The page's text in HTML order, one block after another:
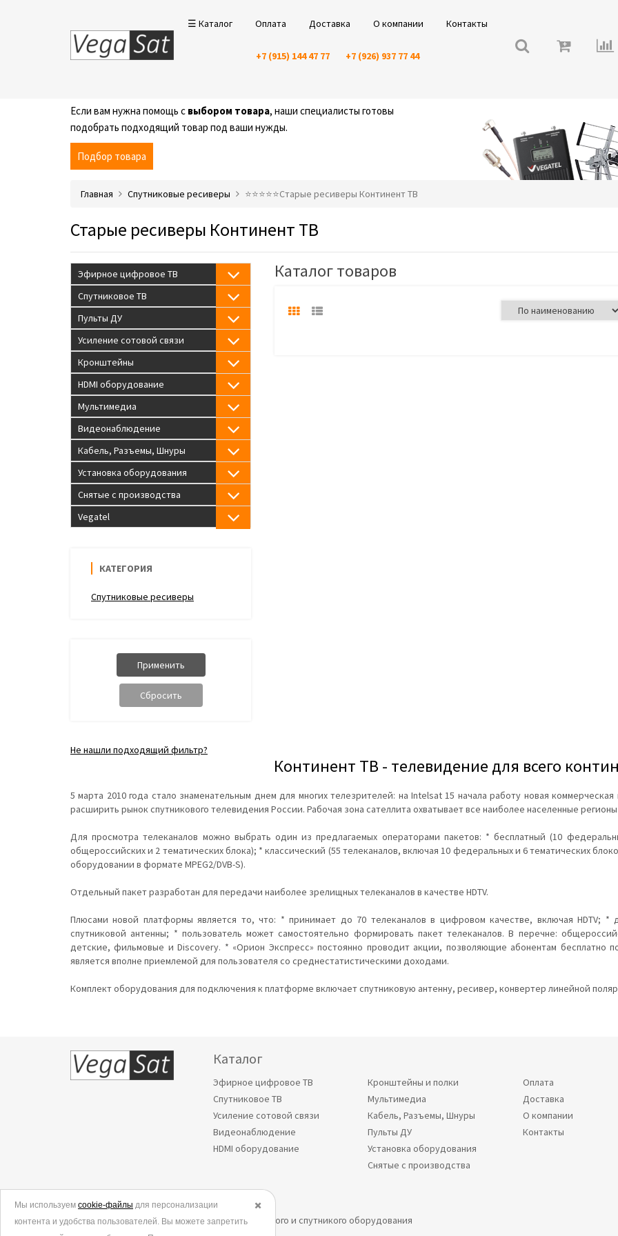
☰ Каталог Оплата Доставка О компании Контакты
+7 (915) 144 47 77 +7 (926) 937 77 44
Если вам нужна помощь с выбором товара, наши специалисты готовы
подобрать подходящий товар под ваши нужды.
Подбор товара
Главная Спутниковые ресиверы ⭐️⭐️⭐️⭐️⭐️Старые ресиверы Континент ТВ
Старые ресиверы Континент ТВ
Эфирное цифровое ТВ
Спутниковое ТВ
Пульты ДУ
Усиление сотовой связи
Кронштейны
HDMI оборудование
Мультимедиа
Видеонаблюдение
Кабель, Разъемы, Шнуры
Установка оборудования
Снятые с производства
Vegatel
КАТЕГОРИЯ
Спутниковые ресиверы
Не нашли подходящий фильтр?
Каталог товаров
Континент ТВ - телевидение для всего
5 марта 2010 года стало знаменательным днем для многих телезрителей: на Intelsat 15 начала работу новая
расширить рынок спутникового телевидения России. Рабочая зона сателлита охватывает все наиболее населенные
Для просмотра телеканалов можно выбрать один из предлагаемых операторами пакетов: * бесплатный (10
общероссийских и 2 тематических блока); * классический (55 телеканалов, включая 10 федеральных и 6 тематических
оборудовании в формате MPEG2/DVB-S).
Отдельный пакет разработан для передачи наиболее зрелищных телеканалов в качестве HDTV.
Плюсами новой платформы является то, что: * принимает до 70 телеканалов в цифровом качестве, включая HDTV; *
спутниковой антенны; * пользователь может самостоятельно формировать пакет телеканалов. В перечне:
детские, фильмовые и Discovery. * «Орион Экспресс» постоянно проводит акции, позволяющие абонентам бесплатно
является вполне приемлемой для пользователя со среднестатистическими доходами.
Комплект оборудования для подключения к платформе включает спутниковую антенну, ресивер, конвертер линейной
Каталог
Эфирное цифровое ТВ
Спутниковое ТВ
Усиление сотовой связи
Видеонаблюдение
HDMI оборудование
Кронштейны и полки
Мультимедиа
Кабель, Разъемы, Шнуры
Пульты ДУ
Установка оборудования
Снятые с производства
Оплата
Доставка
О компании
Контакты
© 2006-2026.
Все права защищены. Интернет-магазин эфирного и спутникого оборудования
✖️
Мы используем cookie-файлы для персонализации
контента и удобства пользователей. Вы можете запретить